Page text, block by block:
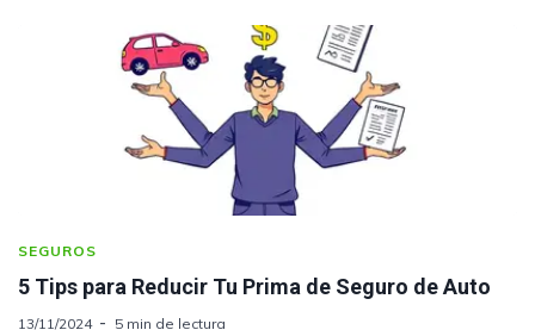
SEGUROS
5 Tips para Reducir Tu Prima de Seguro de Auto
13/11/2024 5 min de lectura